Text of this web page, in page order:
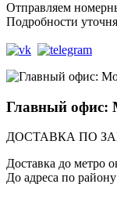
Отправляем
Подробности
Главный офис:
ДОСТАВКА ПО
Доставка до метро
До адреса по